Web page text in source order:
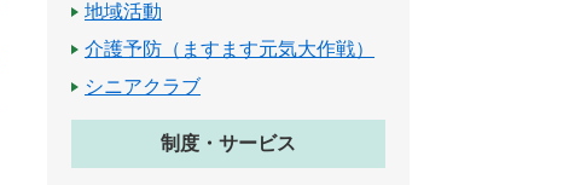
地域活動
介護予防（ますます元気大作戦）
シニアクラブ
制度・サービス